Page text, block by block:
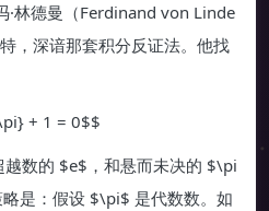
·林德曼（Ferdinand von Linde
，深谙那套积分反证法。他找
+ 1 = 0$$
数的 $e$，和悬而未决的 $\pi
是：假设 $\pi$ 是代数数。如